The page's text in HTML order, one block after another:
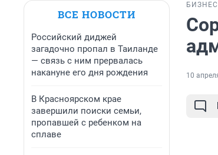
ВСЕ НОВОСТИ
Российский диджей
загадочно пропал в Таиланде
— связь с ним прервалась
накануне его дня рождения
В Красноярском крае
завершили поиски семьи,
пропавшей с ребенком на
сплаве
БИЗНЕС
10